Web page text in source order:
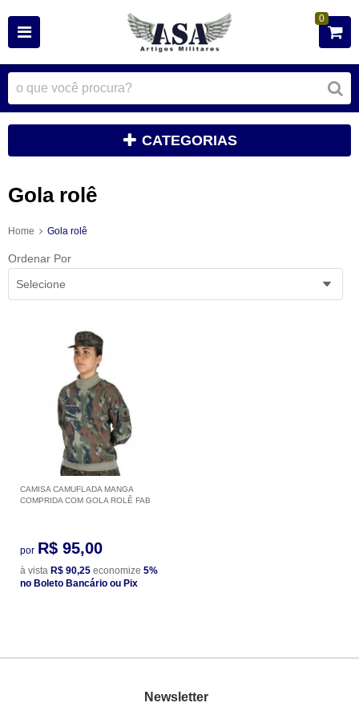
0
CATEGORIAS
Gola rolê
Home Gola rolê
Ordenar Por
Selecione
CAMISA CAMUFLADA MANGA
COMPRIDA COM GOLA ROLÊ FAB
por R$ 95,00
à vista R$ 90,25 economize 5%
no Boleto Bancário ou Pix
Newsletter